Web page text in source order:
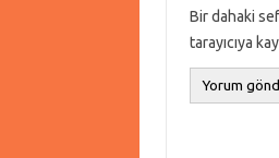
Bir dahaki
tarayıcıya